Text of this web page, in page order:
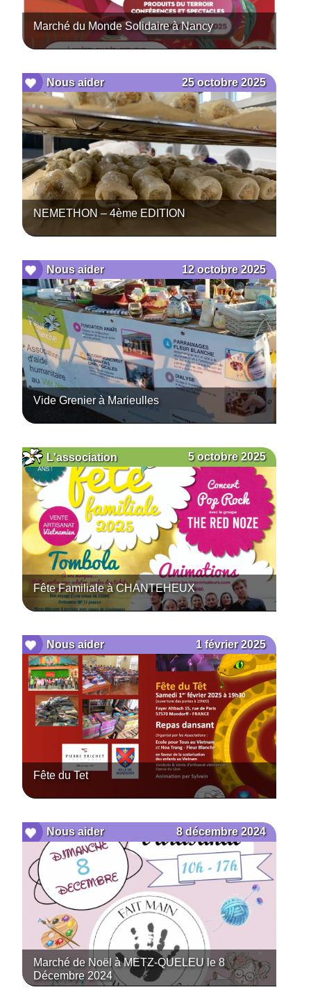
Marché du Monde Solidaire à Nancy
25 octobre 2025
Nous aider
NEMETHON – 4ème EDITION
12 octobre 2025
Nous aider
Vide Grenier à Marieulles
5 octobre 2025
L'association
Fête Familiale à CHANTEHEUX
1 février 2025
Nous aider
Fête du Tet
8 décembre 2024
Nous aider
Marché de Noël à METZ-QUELEU le 8
Décembre 2024